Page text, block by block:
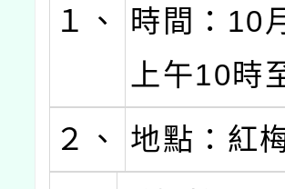
１、
時間：10
上午10時
２、
地點：紅